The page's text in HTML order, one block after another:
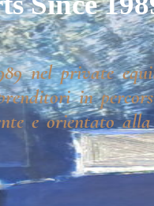
nel private
in
e orientato